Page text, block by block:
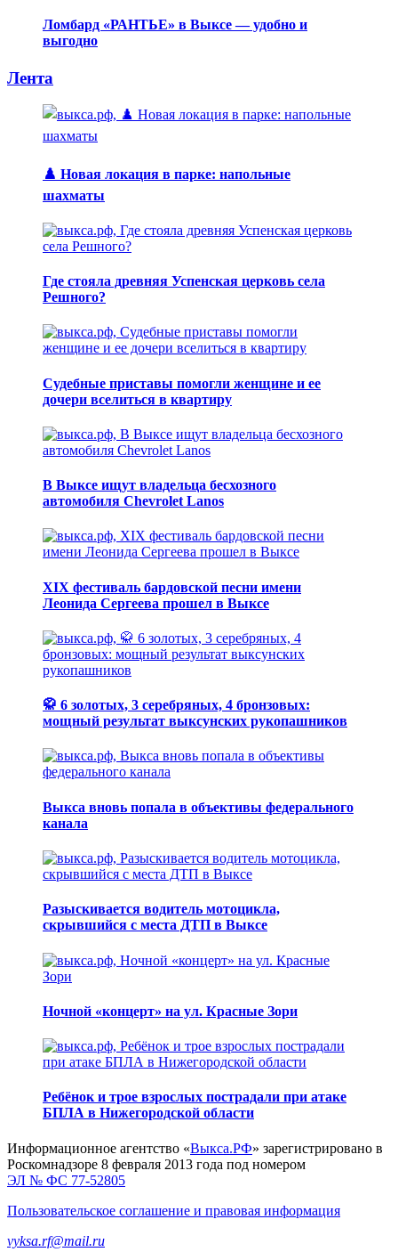
Ломбард «РАНТЬЕ» в Выксе — удобно и
выгодно
Лента
♟️ Новая локация в парке: напольные
шахматы
Где стояла древняя Успенская церковь села
Решного?
Судебные приставы помогли женщине и ее
дочери вселиться в квартиру
В Выксе ищут владельца бесхозного
автомобиля Chevrolet Lanos
XIX фестиваль бардовской песни имени
Леонида Сергеева прошел в Выксе
🥋 6 золотых, 3 серебряных, 4 бронзовых:
мощный результат выксунских рукопашников
Выкса вновь попала в объективы федерального
канала
Разыскивается водитель мотоцикла,
скрывшийся с места ДТП в Выксе
Ночной «концерт» на ул. Красные Зори
Ребёнок и трое взрослых пострадали при атаке
БПЛА в Нижегородской области
Информационное агентство «Выкса.РФ» зарегистрировано в
Роскомнадзоре 8 февраля 2013 года под номером
ЭЛ № ФС 77-52805
Пользовательское соглашение и правовая информация
vyksa.rf@mail.ru